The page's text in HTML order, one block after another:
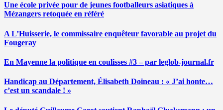
Une école privée pour de jeunes footballeurs asiatiques à
Mézangers retoquée en référé
A L’Huisserie, le commissaire enquêteur favorable au projet du
Fougeray
En Mayenne la politique en coulisses #3 – par leglob-journal.fr
Handicap au Département, Élisabeth Doineau : « J’ai honte…
c’est un scandale ! »